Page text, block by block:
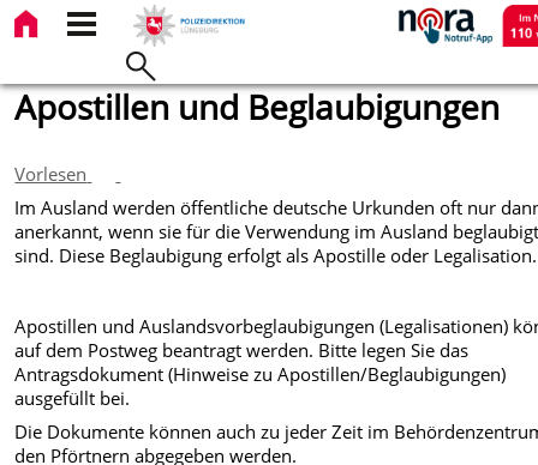
Apostillen und Beglaubigungen
Vorlesen
Im Ausland werden öffentliche deutsche Urkunden oft nur
anerkannt, wenn sie für die Verwendung im Ausland
sind. Diese Beglaubigung erfolgt als Apostille oder Legalisation.
Apostillen und Auslandsvorbeglaubigungen (Legalisationen)
auf dem Postweg beantragt werden. Bitte legen Sie das
Antragsdokument (Hinweise zu Apostillen/Beglaubigungen)
ausgefüllt bei.
Die Dokumente können auch zu jeder Zeit im
den Pförtnern abgegeben werden.